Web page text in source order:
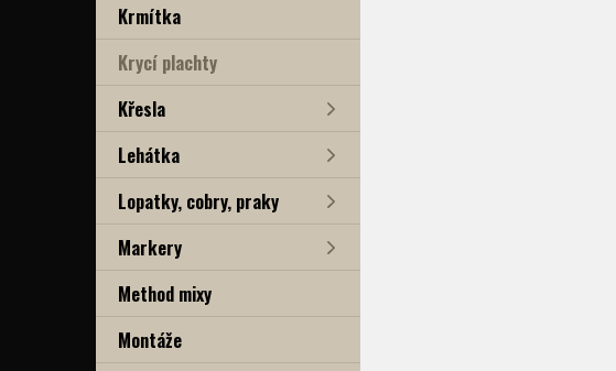
Krmítka
Krycí plachty
Křesla
Lehátka
Lopatky, cobry, praky
Markery
Method mixy
Montáže